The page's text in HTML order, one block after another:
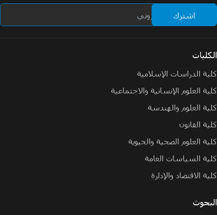
الكليات
كلية الدراسات الإسلامية
كلية العلوم الإنسانية والاجتماعية
كلية العلوم والهندسة
كلية القانون
كلية العلوم الصحية والحيوية
كلية السياسات العامة
كلية الاقتصاد والإدارة
البحوث